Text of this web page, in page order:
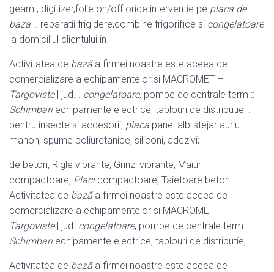
geam , digitizer,folie on/off orice interventie pe placa de
baza .. reparatii frigidere,combine frigorifice si congelatoare
la domiciliul clientului in
Activitatea de bazãa firmei noastre este aceea de
comercializare a echipamentelor si MACROMET –
Targoviste| jud. . congelatoare, pompe de centrale term ::
Schimbariechipamente electrice, tablouri de distributie, .
pentru insecte si accesorii; placa panel alb-stejar auriu-
mahon; spume poliuretanice, siliconi, adezivi;
de beton, Rigle vibrante, Grinzi vibrante, Maiuri
compactoare, Placicompactoare, Taietoare beton. ..
Activitatea de bazãa firmei noastre este aceea de
comercializare a echipamentelor si MACROMET –
Targoviste| jud. congelatoare, pompe de centrale term ::
Schimbariechipamente electrice, tablouri de distributie,
Activitatea de bazãa firmei noastre este aceea de